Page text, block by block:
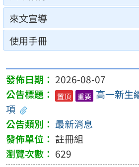
來文宣導
使用手冊
2026-08-07
置頂 重要 高一新生
項
最新消息
註冊組
629